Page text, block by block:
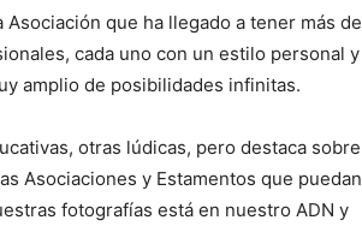
que ha llegado a tener más de
cada uno con un estilo personal y
amplio de posibilidades infinitas.
otras lúdicas, pero destaca sobre
Asociaciones y Estamentos que puedan
fotografías está en nuestro ADN y